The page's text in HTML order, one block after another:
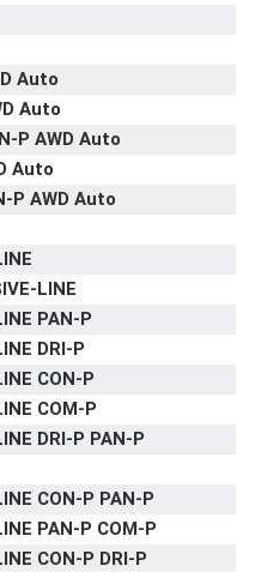
Auto
Auto
P AWD Auto
Auto
P AWD Auto
LINE
PAN-P
DRI-P
CON-P
COM-P
DRI-P PAN-P
CON-P PAN-P
PAN-P COM-P
CON-P DRI-P